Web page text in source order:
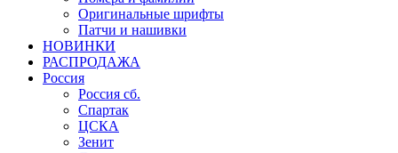
Оригинальные шрифты
Патчи и нашивки
НОВИНКИ
РАСПРОДАЖА
Россия
Россия сб.
Спартак
ЦСКА
Зенит